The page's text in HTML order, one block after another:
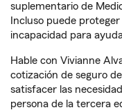
suplementario de
Incluso puede
incapacidad para
Hable con Vivianne
cotización de seguro
satisfacer las
persona de la tercera